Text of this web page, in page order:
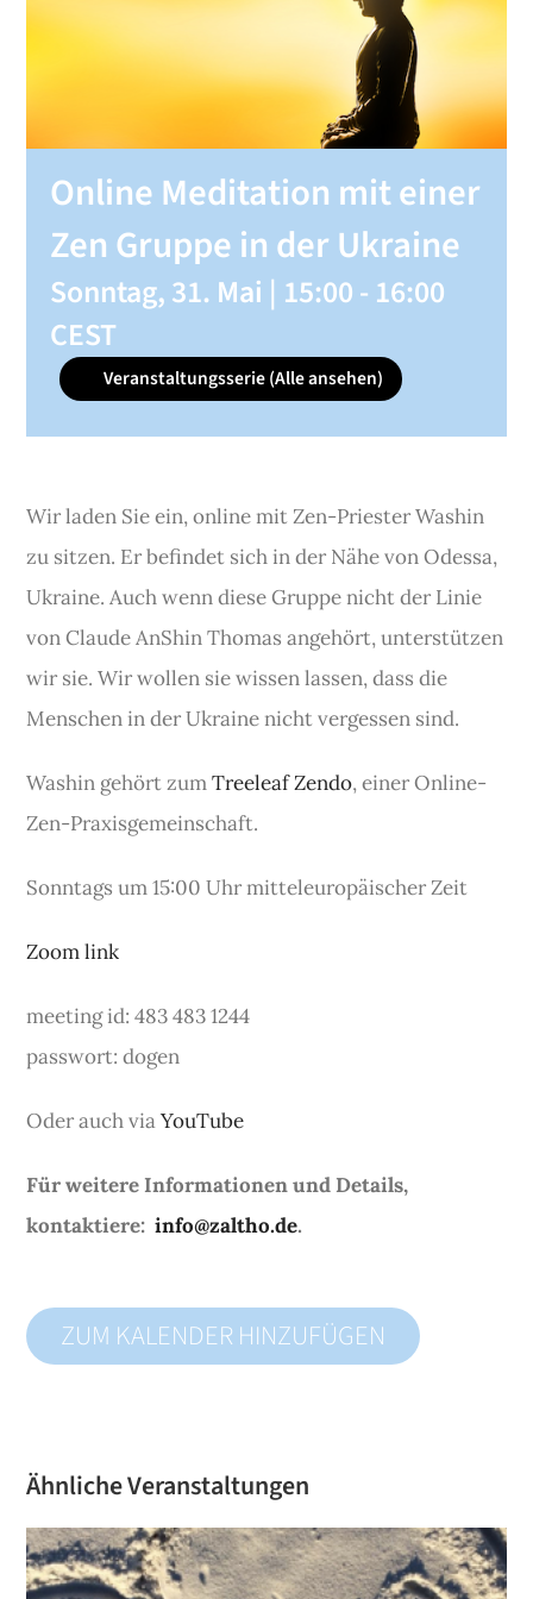
Spenden
Online Meditation mit einer
Zen Gruppe in der Ukraine
Sonntag, 31. Mai | 15:00- 16:00
CEST
Veranstaltungsserie(Alle ansehen)
Wir laden Sie ein, online mit Zen-Priester Washin
zu sitzen. Er befindet sich in der Nähe von Odessa,
Ukraine. Auch wenn diese Gruppe nicht der Linie
von Claude AnShin Thomas angehört, unterstützen
wir sie. Wir wollen sie wissen lassen, dass die
Menschen in der Ukraine nicht vergessen sind.
Washin gehört zumTreeleaf Zendo, einer Online-
Zen-Praxisgemeinschaft.
Sonntags um 15:00 Uhr mitteleuropäischer Zeit
Zoom link
meeting id: 483 483 1244
passwort: dogen
Oder auch viaYouTube
Für weitere Informationen und Details,
kontaktiere:info@zaltho.de.
ZUM KALENDER HINZUFÜGEN
Ähnliche Veranstaltungen